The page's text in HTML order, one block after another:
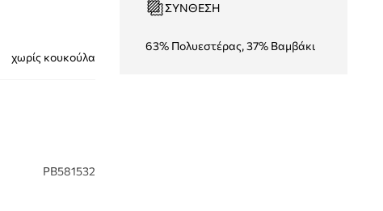
χωρίς κουκούλα
PB581532
ΣΎΝΘΕΣΗ
63% Πολυεστέρας, 37% Βαμβάκι